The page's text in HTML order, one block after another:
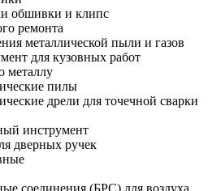
обшивки и клипс
ремонта
металлической пыли и газов
для кузовных работ
металлу
пилы
дрели для точечной сварки
инструмент
дверных ручек